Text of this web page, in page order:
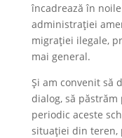
încadrează în
administrației
migrației ilegale,
mai general.
Și am convenit să
dialog, să
periodic aceste
situației din teren,